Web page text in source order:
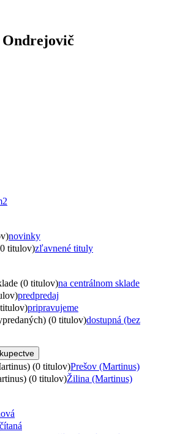
2
novinky
titulov)zľavnené tituly
(0 titulov)na centrálnom sklade
predpredaj
pripravujeme
(0 titulov)dostupná (bez
(0 titulov)Prešov (Martinus)
(0 titulov)Žilina (Martinus)
čítaná